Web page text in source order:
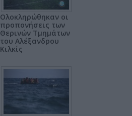
Ολοκληρώθηκαν οι
προπονήσεις των
Θερινών Τμημάτων
του Αλέξανδρου
Κιλκίς